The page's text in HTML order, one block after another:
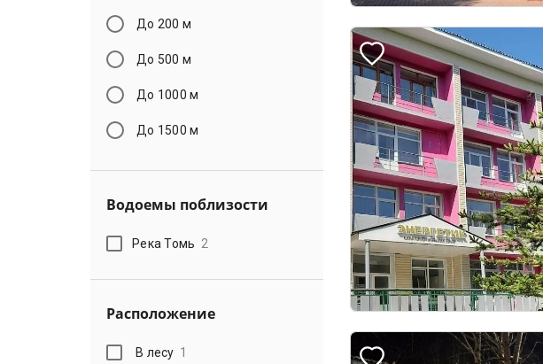
До 200 м
До 500 м
До 1000 м
До 1500 м
Водоемы поблизости
Река Томь 2
Расположение
В лесу 1